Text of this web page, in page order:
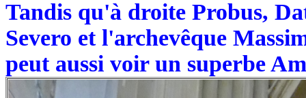
Tandis qu'à droite Probus,
Severo et l'archevêque
peut aussi voir un superbe